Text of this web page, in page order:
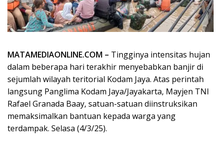
MATAMEDIAONLINE.COM – Tingginya intensitas hujan
dalam beberapa hari terakhir menyebabkan banjir di
sejumlah wilayah teritorial Kodam Jaya. Atas perintah
langsung Panglima Kodam Jaya/Jayakarta, Mayjen TNI
Rafael Granada Baay, satuan-satuan diinstruksikan
memaksimalkan bantuan kepada warga yang
terdampak. Selasa (4/3/25).